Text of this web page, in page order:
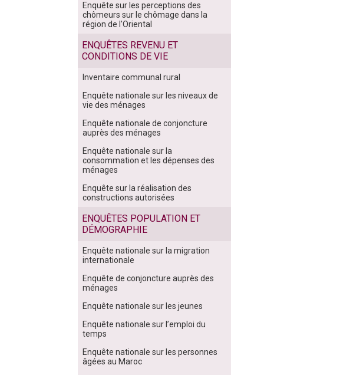
Enquête sur les perceptions des
chômeurs sur le chômage dans la
région de l'Oriental
ENQUÊTES REVENU ET
CONDITIONS DE VIE
Inventaire communal rural
Enquête nationale sur les niveaux de
vie des ménages
Enquête nationale de conjoncture
auprès des ménages
Enquête nationale sur la
consommation et les dépenses des
ménages
Enquête sur la réalisation des
constructions autorisées
ENQUÊTES POPULATION ET
DÉMOGRAPHIE
Enquête nationale sur la migration
internationale
Enquête de conjoncture auprès des
ménages
Enquête nationale sur les jeunes
Enquête nationale sur l’emploi du
temps
Enquête nationale sur les personnes
âgées au Maroc